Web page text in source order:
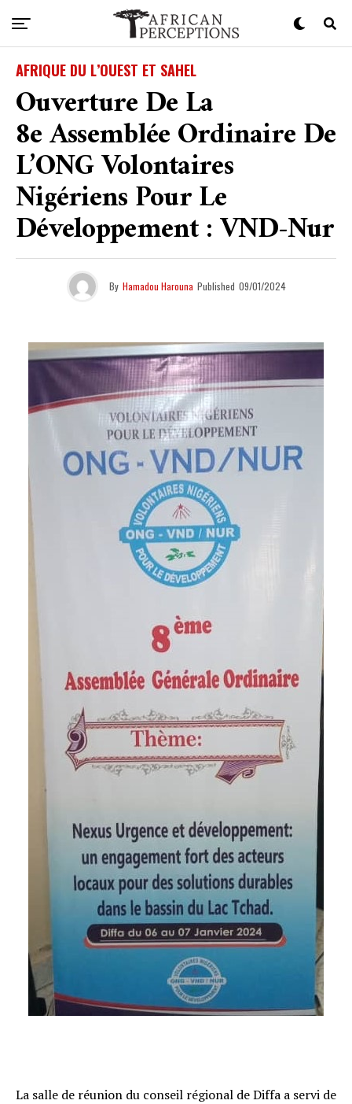
AFRIQUE DU L’OUEST ET SAHEL
Ouverture De La
8e Assemblée Ordinaire De
L’ONG Volontaires
Nigériens Pour Le
Développement : VND-Nur
By Hamadou Harouna Published 09/01/2024
La salle de réunion du conseil régional de Diffa a servi de